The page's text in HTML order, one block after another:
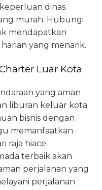
dinas
murah. Hubungi
mendapatkan
yang menarik.
Luar Kota
yang aman
liburan keluar kota
bisnis dengan
memanfaatkan
raja hiace.
terbaik akan
perjalanan yang
perjalanan